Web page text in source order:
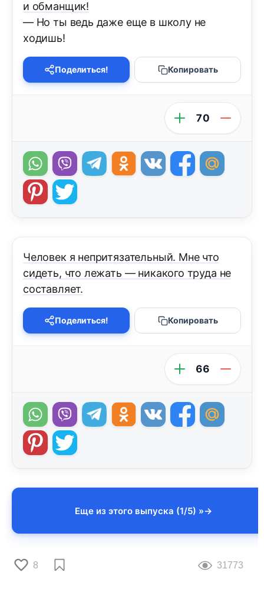
и обманщик!
— Но ты ведь даже еще в школу не
ходишь!
Поделиться! Копировать
70
Человек я непритязательный. Мне что
сидеть, что лежать — никакого труда не
составляет.
Поделиться! Копировать
66
Еще из этого выпуска (1/5) »
8 31773